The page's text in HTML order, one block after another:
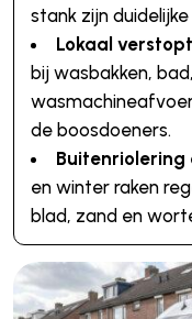
stank zijn duidelijke
Lokaal
bij wasbakken,
de boosdoeners.
Buitenriolering
en winter raken
blad, zand en